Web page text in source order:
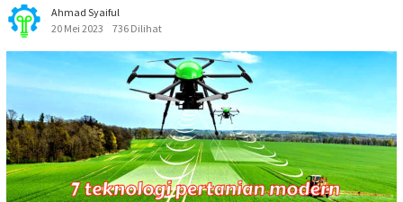
Ahmad Syaiful
20 Mei 2023
736 Dilihat